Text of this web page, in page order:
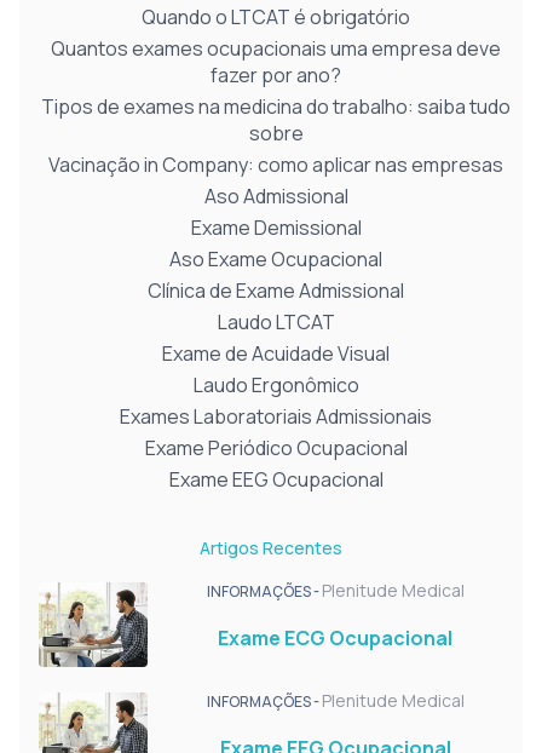
Quando o LTCAT é obrigatório
Quantos exames ocupacionais uma empresa deve
fazer por ano?
Tipos de exames na medicina do trabalho: saiba tudo
sobre
Vacinação in Company: como aplicar nas empresas
Aso Admissional
Exame Demissional
Aso Exame Ocupacional
Clínica de Exame Admissional
Laudo LTCAT
Exame de Acuidade Visual
Laudo Ergonômico
Exames Laboratoriais Admissionais
Exame Periódico Ocupacional
Exame EEG Ocupacional
Artigos Recentes
INFORMAÇÕES -Plenitude Medical
Exame ECG Ocupacional
INFORMAÇÕES -Plenitude Medical